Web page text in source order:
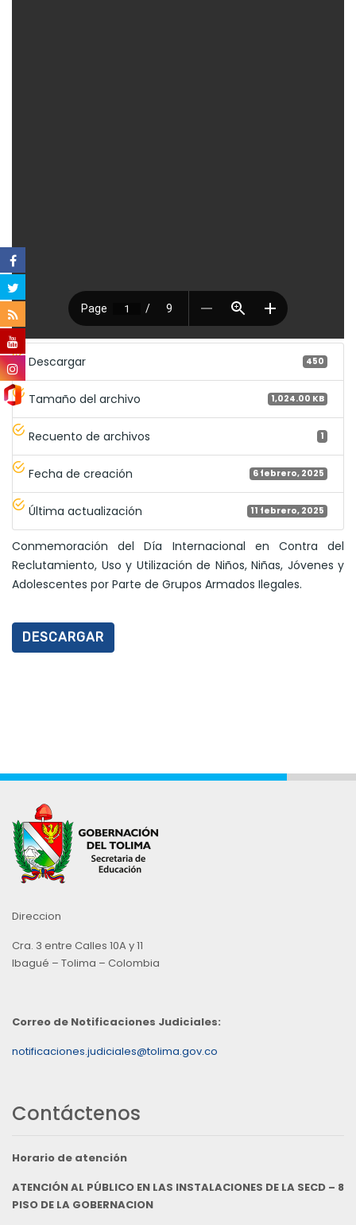
Descargar 450
Tamaño del archivo 1,024.00 KB
Recuento de archivos 1
Fecha de creación 6 febrero, 2025
Última actualización 11 febrero, 2025
Conmemoración del Día Internacional en Contra del
Reclutamiento, Uso y Utilización de Niños, Niñas, Jóvenes y
Adolescentes por Parte de Grupos Armados Ilegales.
DESCARGAR
Direccion
Cra. 3 entre Calles 10A y 11
Ibagué – Tolima – Colombia
Correo de Notificaciones Judiciales:
notificaciones.judiciales@tolima.gov.co
Contáctenos
Horario de atención
ATENCIÓN AL PÚBLICO EN LAS INSTALACIONES DE LA SECD – 8
PISO DE LA GOBERNACION